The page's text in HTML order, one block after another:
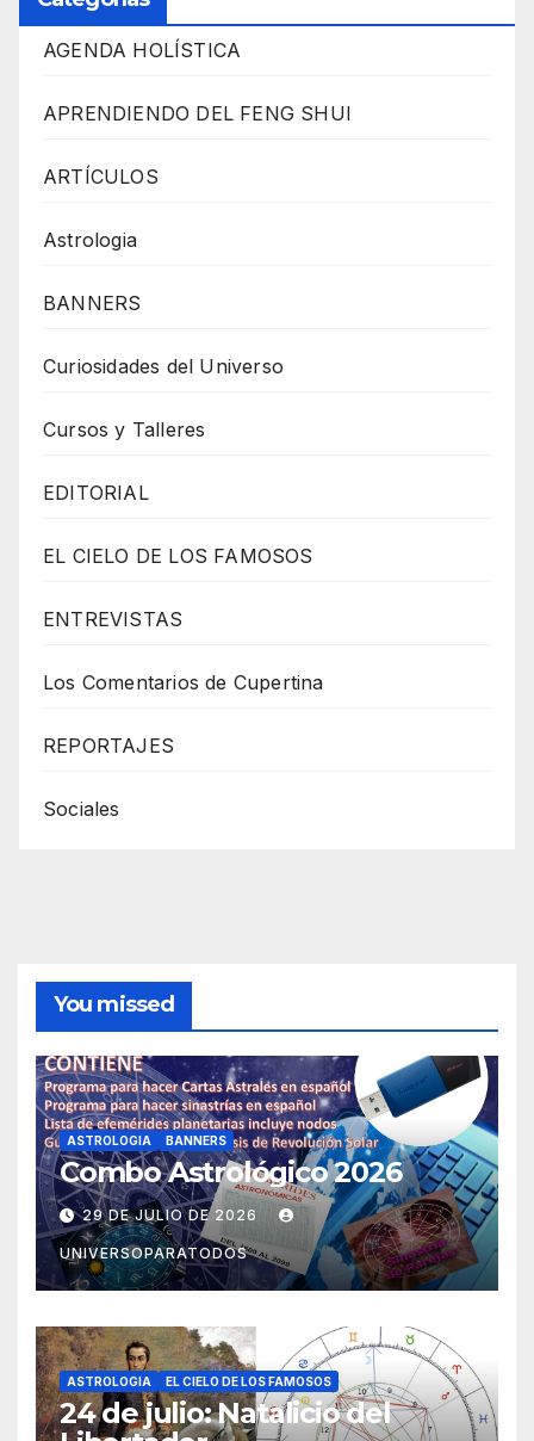
AGENDA HOLÍSTICA
APRENDIENDO DEL FENG SHUI
ARTÍCULOS
Astrologia
BANNERS
Curiosidades del Universo
Cursos y Talleres
EDITORIAL
EL CIELO DE LOS FAMOSOS
ENTREVISTAS
Los Comentarios de Cupertina
REPORTAJES
Sociales
You missed
ASTROLOGIA BANNERS
Combo Astrológico 2026
29 DE JULIO DE 2026
UNIVERSOPARATODOS
ASTROLOGIA EL CIELO DE LOS FAMOSOS
24 de julio: Natalicio del